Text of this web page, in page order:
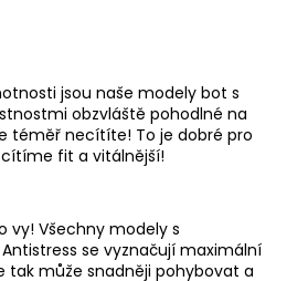
jsou naše modely bot s
obzvláště pohodlné na
téměř necítíte! To je dobré pro
fit a vitálnější!
vy! Všechny modely s
se vyznačují maximální
tak může snadněji pohybovat a